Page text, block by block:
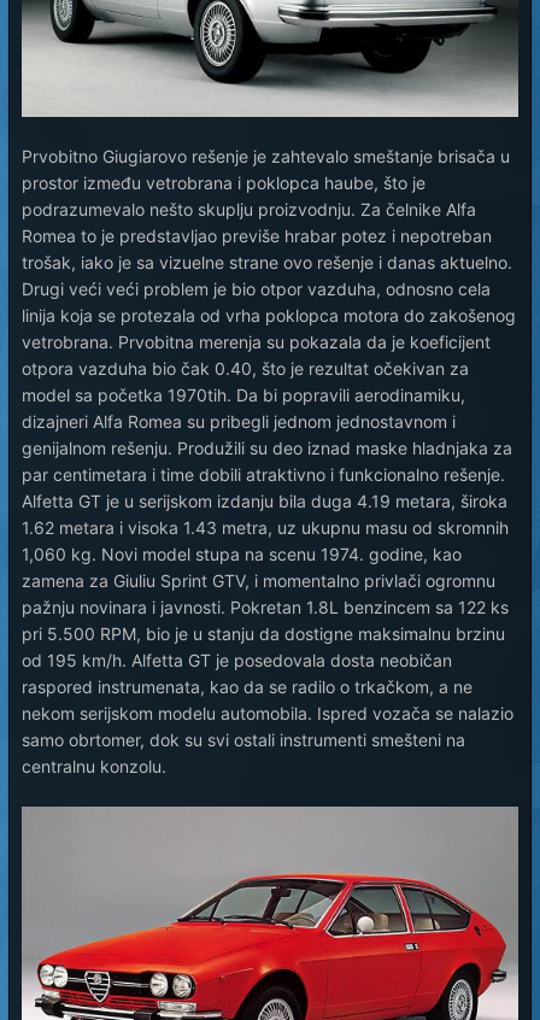
Prvobitno Giugiarovo rešenje je zahtevalo smeštanje brisača u
prostor između vetrobrana i poklopca haube, što je
podrazumevalo nešto skuplju proizvodnju. Za čelnike Alfa
Romea to je predstavljao previše hrabar potez i nepotreban
trošak, iako je sa vizuelne strane ovo rešenje i danas aktuelno.
Drugi veći veći problem je bio otpor vazduha, odnosno cela
linija koja se protezala od vrha poklopca motora do zakošenog
vetrobrana. Prvobitna merenja su pokazala da je koeficijent
otpora vazduha bio čak 0.40, što je rezultat očekivan za
model sa početka 1970tih. Da bi popravili aerodinamiku,
dizajneri Alfa Romea su pribegli jednom jednostavnom i
genijalnom rešenju. Produžili su deo iznad maske hladnjaka za
par centimetara i time dobili atraktivno i funkcionalno rešenje.
Alfetta GT je u serijskom izdanju bila duga 4.19 metara, široka
1.62 metara i visoka 1.43 metra, uz ukupnu masu od skromnih
1,060 kg. Novi model stupa na scenu 1974. godine, kao
zamena za Giuliu Sprint GTV, i momentalno privlači ogromnu
pažnju novinara i javnosti. Pokretan 1.8L benzincem sa 122 ks
pri 5.500 RPM, bio je u stanju da dostigne maksimalnu brzinu
od 195 km/h. Alfetta GT je posedovala dosta neobičan
raspored instrumenata, kao da se radilo o trkačkom, a ne
nekom serijskom modelu automobila. Ispred vozača se nalazio
samo obrtomer, dok su svi ostali instrumenti smešteni na
centralnu konzolu.